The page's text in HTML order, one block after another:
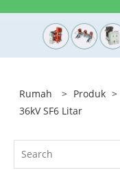
Rumah > Produk >
36kV SF6 Litar